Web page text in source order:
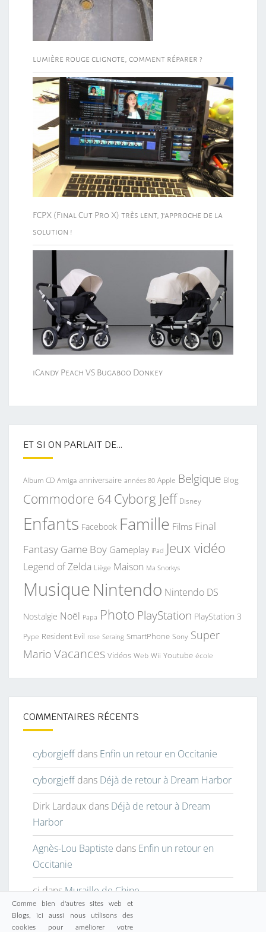
lumière rouge clignote, comment réparer ?
FCPX (Final Cut Pro X) très lent, j’approche de la
solution !
iCandy Peach VS Bugaboo Donkey
ET SI ON PARLAIT DE…
Album CD Amiga anniversaire années 80 Apple Belgique Blog
Commodore 64Cyborg Jeff Disney
Enfants Facebook Famille Films Final
Fantasy Game Boy Gameplay iPad Jeux vidéo
Legend of Zelda Liège Maison Ma Snorkys
MusiqueNintendo Nintendo DS
Nostalgie Noël Papa Photo PlayStation PlayStation 3
Pype Resident Evil rose Seraing SmartPhone Sony Super
Mario Vacances Vidéos Web Wii Youtube école
COMMENTAIRES RÉCENTS
cyborgjeffdans Enfin un retour en Occitanie
cyborgjeffdans Déjà de retour à Dream Harbor
Dirk Lardaux dans Déjà de retour à Dream
Harbor
Agnès-Lou Baptiste dans Enfin un retour en
Occitanie
cjdansMuraille de Chine
Comme bien d'autres sites web et
Blogs, ici aussi nous utilisons des
cookies pour améliorer votre